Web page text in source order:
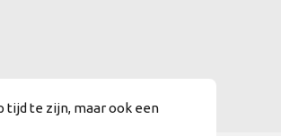
tijd te zijn, maar ook een